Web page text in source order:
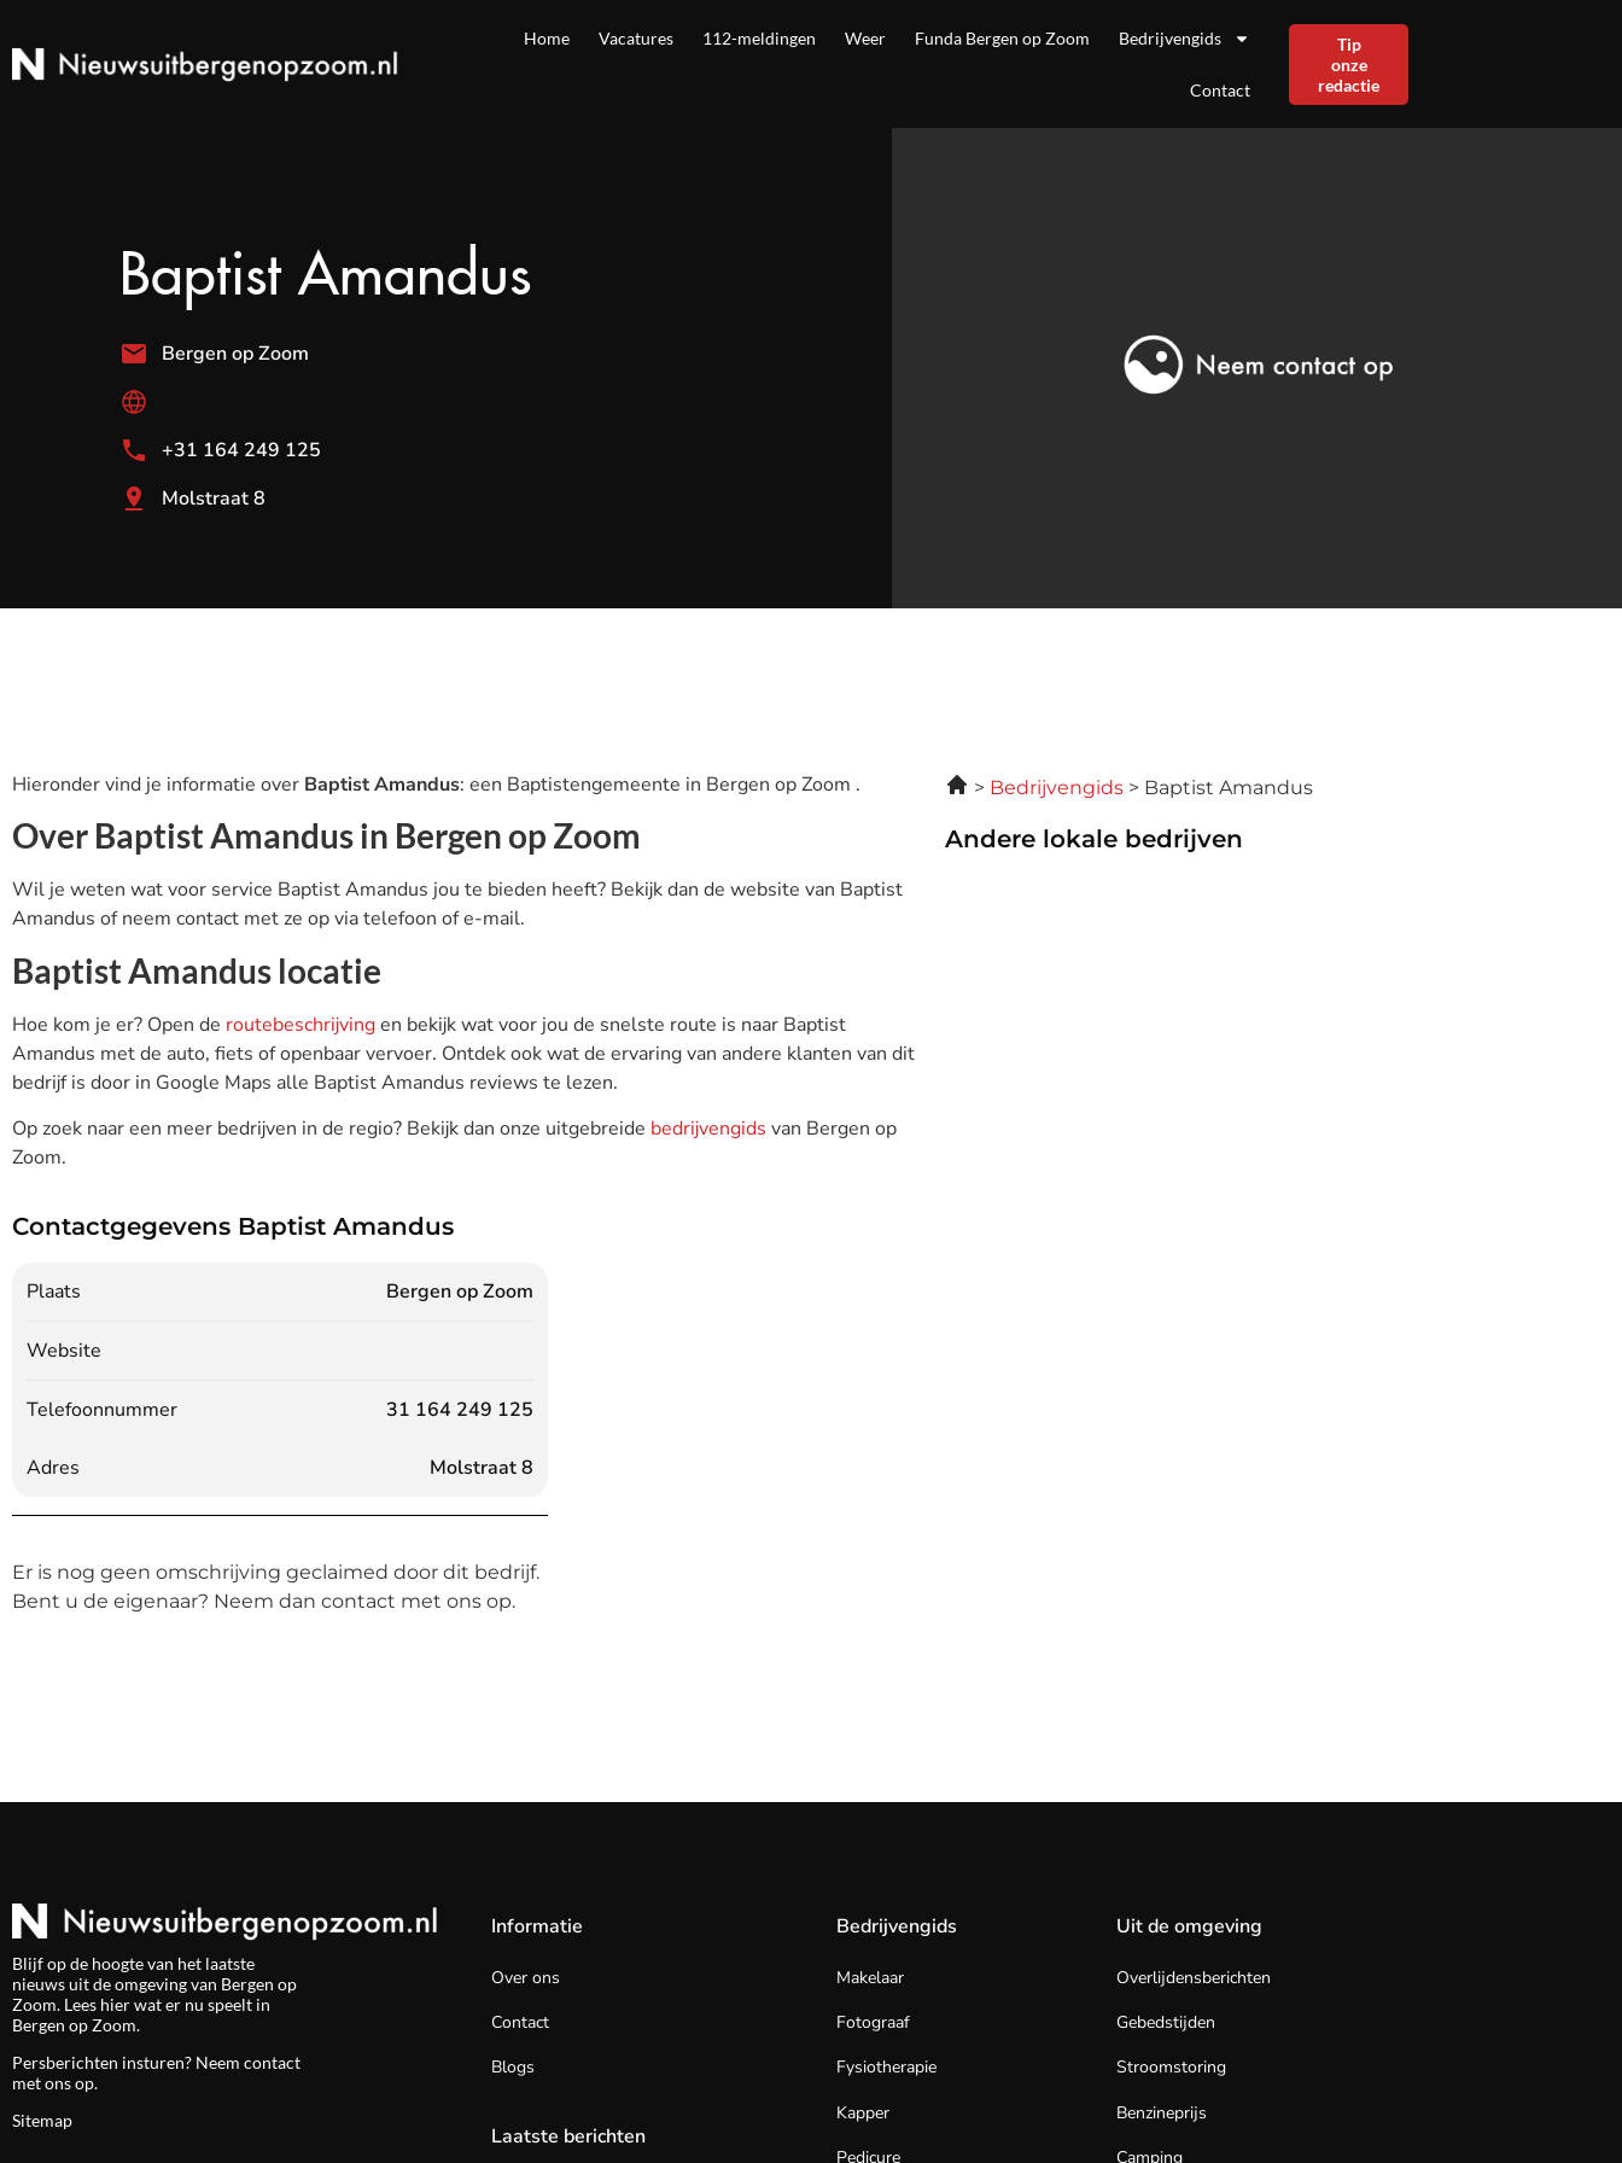
Home Vacatures 112-meldingen Weer Funda Bergen op Zoom Bedrijvengids
Contact
Tip
onze
redactie
Baptist Amandus
Bergen op Zoom
+31 164 249 125
Molstraat 8
Hieronder vind je informatie over Baptist Amandus: een Baptistengemeente in Bergen op Zoom .
Over Baptist Amandus in Bergen op Zoom
Wil je weten wat voor service Baptist Amandus jou te bieden heeft? Bekijk dan de website van Baptist
Amandus of neem contact met ze op via telefoon of e-mail.
Baptist Amandus locatie
Hoe kom je er? Open de routebeschrijvingen bekijk wat voor jou de snelste route is naar Baptist
Amandus met de auto, fiets of openbaar vervoer. Ontdek ook wat de ervaring van andere klanten van dit
bedrijf is door in Google Maps alle Baptist Amandus reviews te lezen.
Op zoek naar een meer bedrijven in de regio? Bekijk dan onze uitgebreide bedrijvengids van Bergen op
Zoom.
Bedrijvengids Baptist Amandus
Andere lokale bedrijven
Contactgegevens Baptist Amandus
Plaats Bergen op Zoom
Website
Telefoonnummer 31 164 249 125
Adres Molstraat 8
Er is nog geen omschrijving geclaimed door dit bedrijf.
Bent u de eigenaar? Neem dan contact met ons op.
Blijf op de hoogte van het laatste
nieuws uit de omgeving van Bergen op
Zoom. Lees hier wat er nu speelt in
Bergen op Zoom.
Persberichten insturen? Neem contact
met ons op.
Sitemap
Informatie
Over ons
Contact
Blogs
Laatste berichten
Bedrijvengids
Makelaar
Fotograaf
Fysiotherapie
Kapper
Pedicure
Uit de omgeving
Overlijdensberichten
Gebedstijden
Stroomstoring
Benzineprijs
Camping